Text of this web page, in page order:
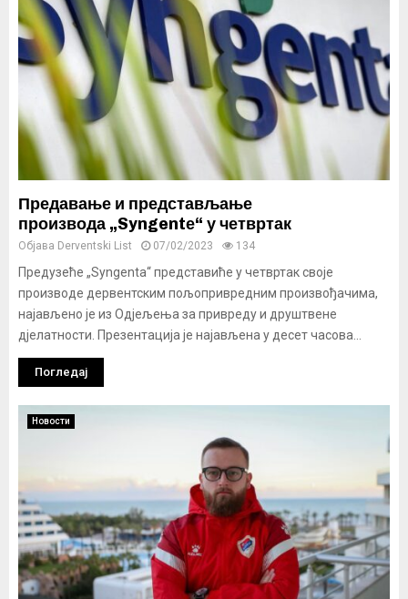
Предавање и представљање
производа „Syngentе“ у четвртак
Објава Derventski List 07/02/2023 134
Предузеће „Syngenta“ представиће у четвртак своје
производе дервентским пољопривредним произвођачима,
најављено је из Одјељења за привреду и друштвене
дјелатности. Презентација је најављена у десет часова...
Погледај
Новости